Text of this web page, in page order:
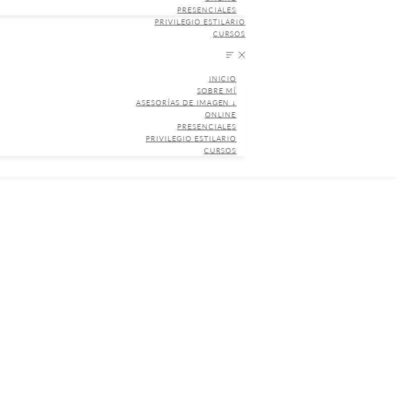
PRESENCIALES
PRIVILEGIO ESTILARIO
CURSOS
INICIO
SOBRE MÍ
ASESORÍAS DE IMAGEN ↓
ONLINE
PRESENCIALES
PRIVILEGIO ESTILARIO
CURSOS